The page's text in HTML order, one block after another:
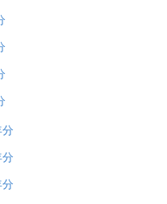
分
分
分